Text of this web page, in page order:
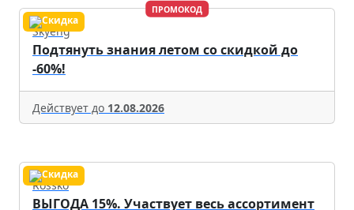
ПРОМОКОД
Skyeng
Подтянуть знания летом со скидкой до
-60%!
Действует до 12.08.2026
Rossko
ВЫГОДА 15%. Участвует весь ассортимент